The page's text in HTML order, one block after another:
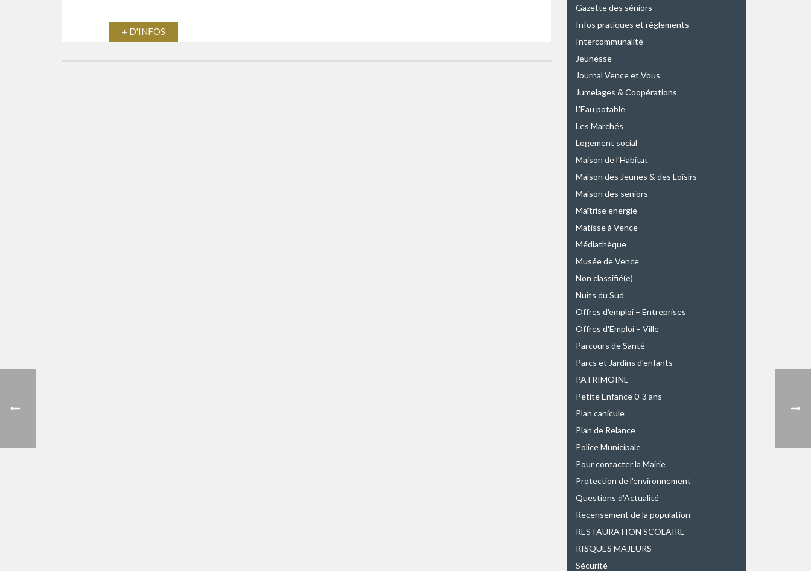
+ D'INFOS
Gazette des séniors
Infos pratiques et règlements
Intercommunalité
Jeunesse
Journal Vence et Vous
Jumelages & Coopérations
L'Eau potable
Les Marchés
Logement social
Maison de l'Habitat
Maison des Jeunes & des Loisirs
Maison des seniors
Maîtrise energie
Matisse à Vence
Médiathèque
Musée de Vence
Non classifié(e)
Nuits du Sud
Offres d'emploi – Entreprises
Offres d'Emploi – Ville
Parcours de Santé
Parcs et Jardins d'enfants
PATRIMOINE
Petite Enfance 0-3 ans
Plan canicule
Plan de Relance
Police Municipale
Pour contacter la Mairie
Protection de l'environnement
Questions d'Actualité
Recensement de la population
RESTAURATION SCOLAIRE
RISQUES MAJEURS
Sécurité